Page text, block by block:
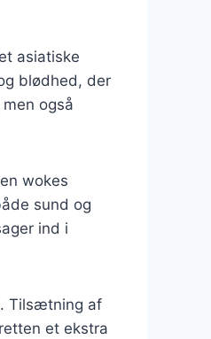
asiatiske
blødhed, der
også
wokes
sund og
ind i
Tilsætning af
et ekstra